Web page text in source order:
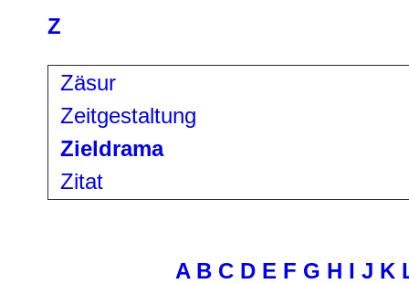
Z
Zäsur
Zeitgestaltung
Zieldrama
Zitat
A B C D E F G H I J K